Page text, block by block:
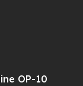
OP-10